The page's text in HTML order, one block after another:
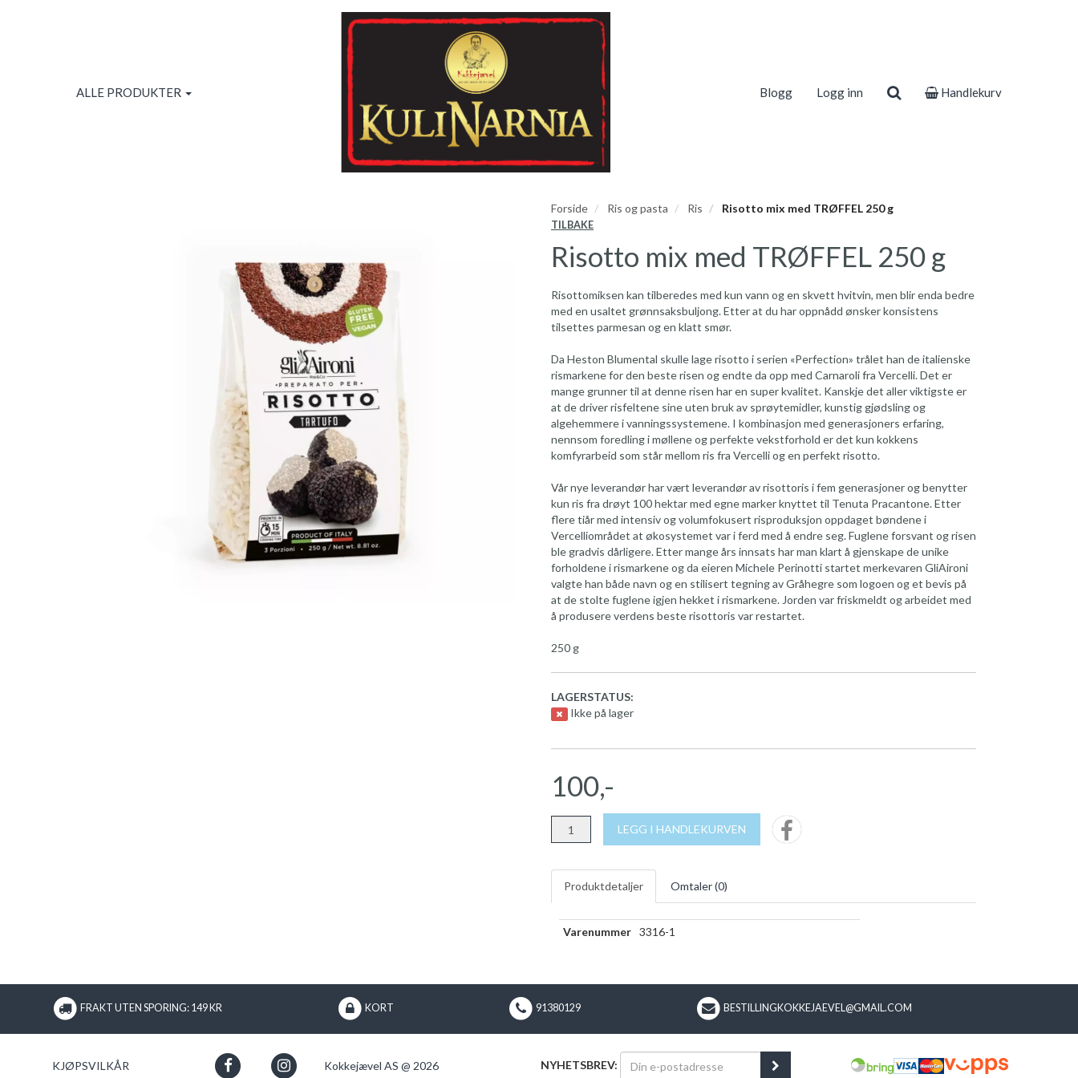
ALLE PRODUKTER Blogg Logg inn Handlekurv
Forside Ris og pasta Ris Risotto mix med TRØFFEL 250 g
TILBAKE
Risotto mix med TRØFFEL 250 g
Risottomiksen kan tilberedes med kun vann og en skvett hvitvin, men blir enda bedre
med en usaltet grønnsaksbuljong. Etter at du har oppnådd ønsker konsistens
tilsettes parmesan og en klatt smør.
Da Heston Blumental skulle lage risotto i serien «Perfection» trålet han de italienske
rismarkene for den beste risen og endte da opp med Carnaroli fra Vercelli. Det er
mange grunner til at denne risen har en super kvalitet. Kanskje det aller viktigste er
at de driver risfeltene sine uten bruk av sprøytemidler, kunstig gjødsling og
algehemmere i vanningssystemene. I kombinasjon med generasjoners erfaring,
nennsom foredling i møllene og perfekte vekstforhold er det kun kokkens
komfyrarbeid som står mellom ris fra Vercelli og en perfekt risotto.
Vår nye leverandør har vært leverandør av risottoris i fem generasjoner og benytter
kun ris fra drøyt 100 hektar med egne marker knyttet til Tenuta Pracantone. Etter
flere tiår med intensiv og volumfokusert risproduksjon oppdaget bøndene i
Vercelliområdet at økosystemet var i ferd med å endre seg. Fuglene forsvant og risen
ble gradvis dårligere. Etter mange års innsats har man klart å gjenskape de unike
forholdene i rismarkene og da eieren Michele Perinotti startet merkevaren GliAironi
valgte han både navn og en stilisert tegning av Gråhegre som logoen og et bevis på
at de stolte fuglene igjen hekket i rismarkene. Jorden var friskmeldt og arbeidet med
å produsere verdens beste risottoris var restartet.
250 g
LAGERSTATUS:
Ikke på lager
100,-
LEGG I HANDLEKURVEN
Produktdetaljer Omtaler (0)
Varenummer 3316-1
FRAKT UTEN SPORING: 149 KR KORT 91380129 BESTILLINGKOKKEJAEVEL@GMAIL.COM
KJØPSVILKÅR Kokkejævel AS @ 2026 NYHETSBREV: